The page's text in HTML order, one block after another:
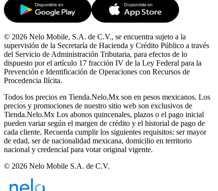
© 2026 Nelo Mobile, S.A. de C.V., se encuentra sujeto a la
supervisión de la Secretaría de Hacienda y Crédito Público a través
del Servicio de Administración Tributaria, para efectos de lo
dispuesto por el artículo 17 fracción IV de la Ley Federal para la
Prevención e Identificación de Operaciones con Recursos de
Procedencia Ilícita.
Todos los precios en Tienda.Nelo.Mx son en pesos mexicanos. Los
precios y promociones de nuestro sitio web son exclusivos de
Tienda.Nelo.Mx Los abonos quincenales, plazos o el pago inicial
pueden variar según el margen de crédito y el historial de pago de
cada cliente. Recuerda cumplir los siguientes requisitos: ser mayor
de edad, ser de nacionalidad mexicana, domicilio en territorio
nacional y credencial para votar original vigente.
© 2026 Nelo Mobile S.A. de C.V.